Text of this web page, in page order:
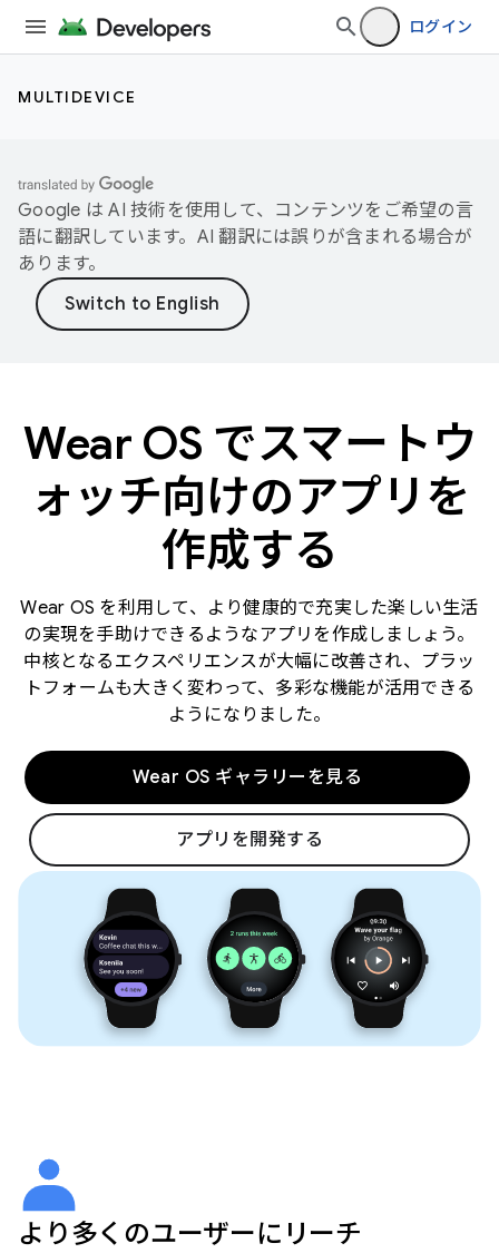
ログイン
MULTIDEVICE
Google は AI 技術を使用して、コンテンツをご希望の言
語に翻訳しています。AI 翻訳には誤りが含まれる場合が
あります。
Wear OS でスマートウ
ォッチ向けのアプリを
作成する
Wear OS を利用して、より健康的で充実した楽しい生活
の実現を手助けできるようなアプリを作成しましょう。
中核となるエクスペリエンスが大幅に改善され、プラッ
トフォームも大きく変わって、多彩な機能が活用できる
ようになりました。
Wear OS ギャラリーを見る
アプリを開発する
より多くのユーザーにリーチ